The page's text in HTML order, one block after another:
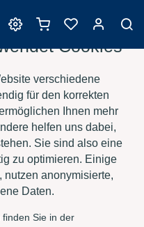
› SAURY BARRIQUES -
Cookies
verschiedene
für den korrekten
Ihnen mehr
helfen uns dabei,
Sie sind also eine
zu optimieren. Einige
nutzen anonymisierte,
Daten.
Sie in der